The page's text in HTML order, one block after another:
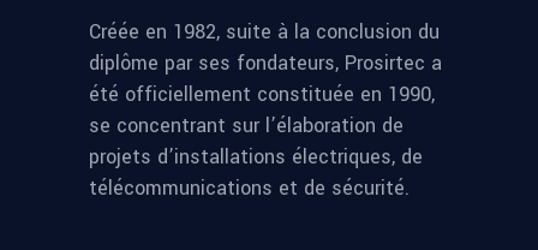
Créée en 1982, suite à la conclusion du
diplôme par ses fondateurs, Prosirtec a
été officiellement constituée en 1990,
se concentrant sur l’élaboration de
projets d’installations électriques, de
télécommunications et de sécurité.